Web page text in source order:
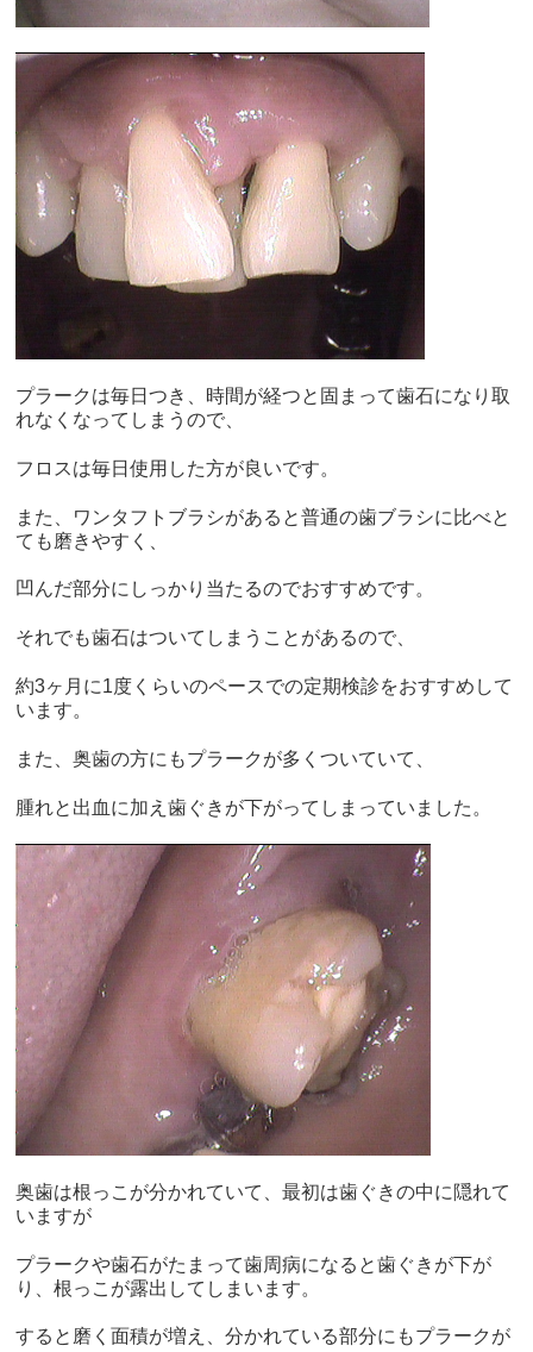
プラークは毎日つき、 時間が経つと固まって歯石になり取
れなくなってしまうので、
フロスは毎日使用した方が良いです。
また、 ワンタフトブラシがあると普通の歯ブラシに比べと
ても磨きやすく
凹んだ部分にしっかり当たるのでおすすめです。
それでも歯石はついてしまうことがあるので、
約3ヶ月に1度くらいのペースでの定期検診をおすすめして
います。
また、奥歯の方にもプラークが多くついていて、
腫れと出血に加え歯ぐきが下がってしまっていました。
奥歯は根っこが分かれていて、最初は歯ぐきの中に隠れて
いますが
プラークや歯石がたまって歯周病になると歯ぐきが下が
り、根っこが露出してしまいます。
すると磨く面積が増え、分かれている部分にもプラークが